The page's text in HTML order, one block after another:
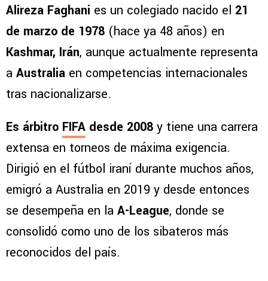
Alireza Faghani es un colegiado nacido el 21
de marzo de 1978 (hace ya 48 años) en
Kashmar, Irán, aunque actualmente representa
a Australia en competencias internacionales
tras nacionalizarse.
Es árbitro FIFA desde 2008 y tiene una carrera
extensa en torneos de máxima exigencia.
Dirigió en el fútbol iraní durante muchos años,
emigró a Australia en 2019 y desde entonces
se desempeña en la A-League, donde se
consolidó como uno de los sibateros más
reconocidos del país.